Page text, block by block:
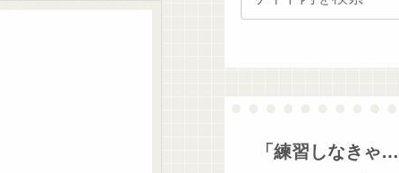
「練習しなきゃ